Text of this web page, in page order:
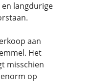
langdurige
aan
Het
misschien
op